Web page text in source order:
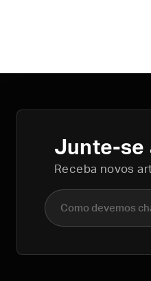
Junte-se
Receba novos
Nome completo